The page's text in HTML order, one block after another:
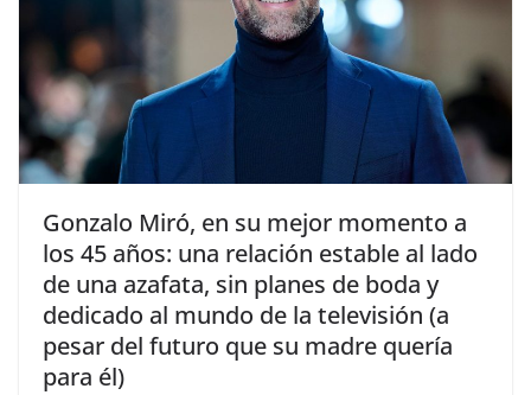
​Gonzalo Miró, en su mejor momento a
los 45 años: una relación estable al lado
de una azafata, sin planes de boda y
dedicado al mundo de la televisión (a
pesar del futuro que su madre quería
para él)